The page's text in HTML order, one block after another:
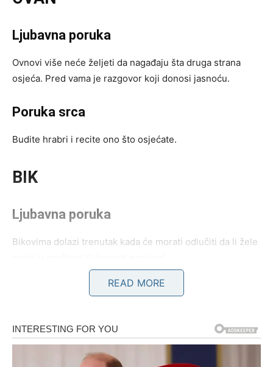
Ljubavna poruka
Ovnovi više neće željeti da nagađaju šta druga strana
osjeća. Pred vama je razgovor koji donosi jasnoću.
Poruka srca
Budite hrabri i recite ono što osjećate.
BIK
Ljubavna poruka
Bikovima dolazi trenutak kada će morati odlučiti da li žele
BLIZANCI
READ MORE